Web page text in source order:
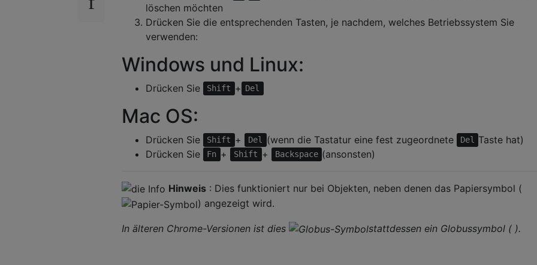
löschen möchten
Drücken Sie die entsprechenden Tasten, je nachdem, welches Betriebssystem Sie
verwenden:
Windows und Linux:
Drücken Sie Shift + Del
Mac OS:
Drücken Sie Shift + Del (wenn die Tastatur eine fest zugeordnete Del Taste hat)
Drücken Sie
Fn + Shift + Backspace (ansonsten)
Hinweis : Dies funktioniert nur bei Objekten, neben denen das Papiersymbol (
) angezeigt wird.
In älteren Chrome-Versionen ist dies stattdessen ein Globussymbol ( ).